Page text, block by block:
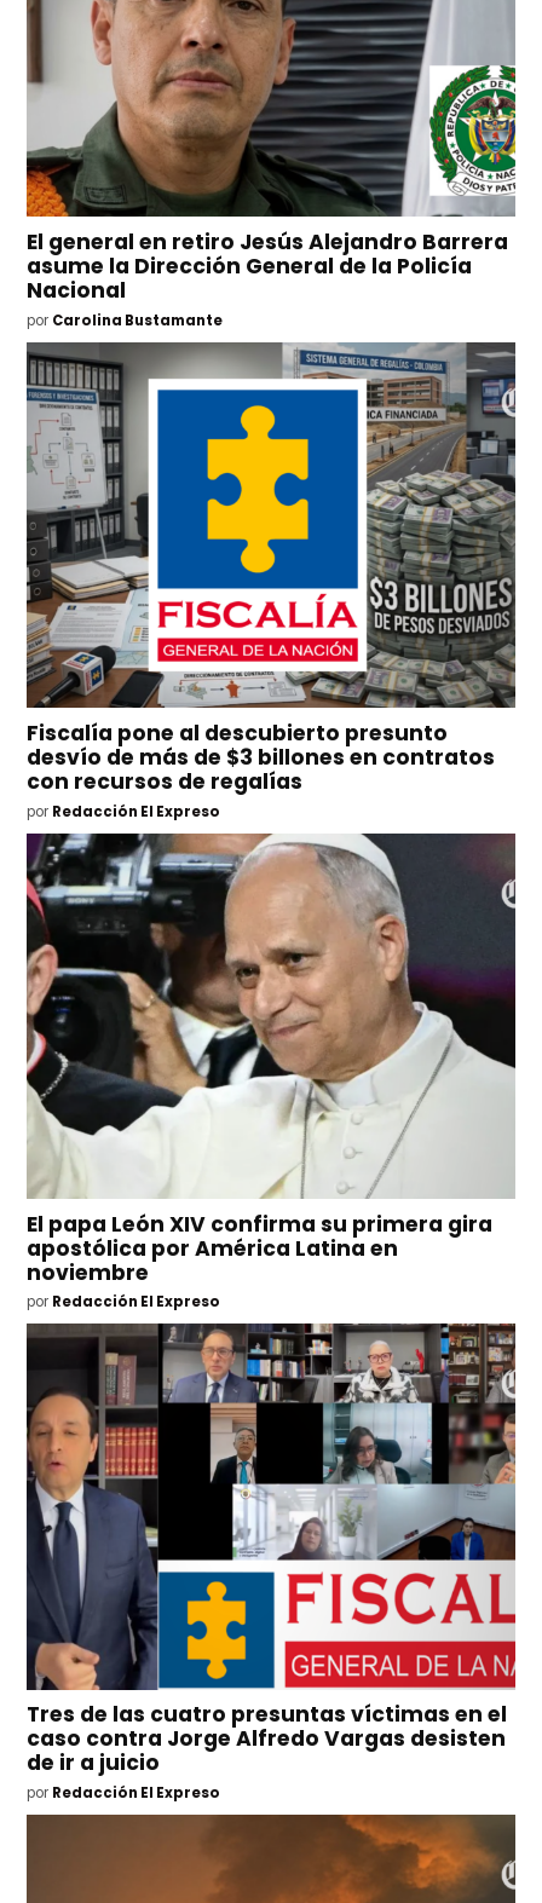
El general en retiro Jesús Alejandro Barrera
asume la Dirección General de la Policía
Nacional
por Carolina Bustamante
Fiscalía pone al descubierto presunto
desvío de más de $3 billones en contratos
con recursos de regalías
por Redacción El Expreso
El papa León XIV confirma su primera gira
apostólica por América Latina en
noviembre
por Redacción El Expreso
Tres de las cuatro presuntas víctimas en el
caso contra Jorge Alfredo Vargas desisten
de ir a juicio
por Redacción El Expreso